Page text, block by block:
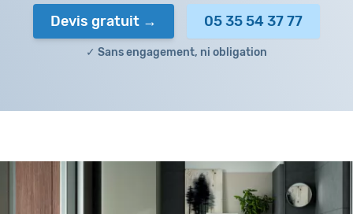
Devis gratuit 05 35 54 37 77
✓ Sans engagement, ni obligation